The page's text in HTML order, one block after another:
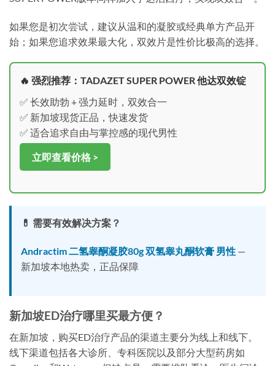
如果您是初次尝试，建议从温和的凝胶或经典单方产品开
始；如果您追求效果最大化，双效片是性价比极高的选择。
🔥 强烈推荐：TADAZET SUPER POWER 他达双效锭
✅ 长效助勃 + 强力延时，双效合一
✅ 新加坡现货正品，快速发货
✅ 适合追求自由与掌控感的现代男性
立即查看价格 >
💊 需要有效解决方案？
Andractim 二氢睾酮凝胶80g 双氢睾丸酮软膏 男性 —
新加坡本地热卖，正品保障
新加坡ED治疗哪里买最方便？
在新加坡，购买ED治疗产品的渠道主要分为线上和线下。
线下渠道包括各大诊所、专科医院以及部分大型药房如